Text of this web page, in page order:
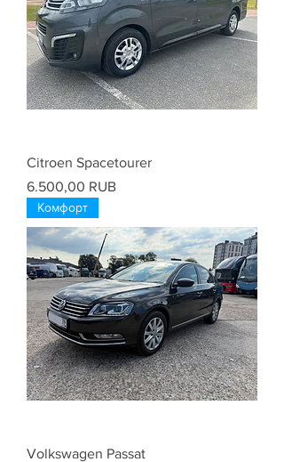
Citroen Spacetourer
Цена
6.500,00 RUB
Комфорт
Volkswagen Passat